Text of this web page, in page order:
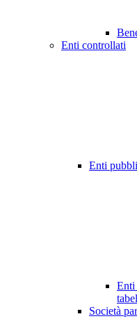
Enti controllati
Enti
Enti
Società